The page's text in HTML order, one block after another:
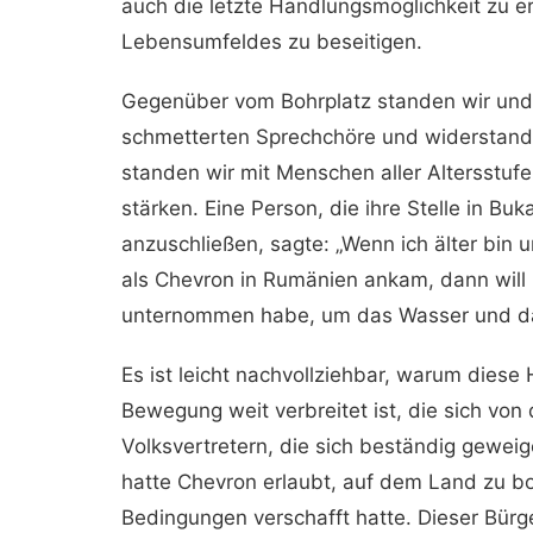
auch die letzte Handlungsmöglichkeit zu
Lebensumfeldes zu beseitigen.
Gegenüber vom Bohrplatz standen wir
schmetterten Sprechchöre und
standen wir mit Menschen aller
stärken. Eine Person, die ihre Stelle in
anzuschließen, sagte: „Wenn ich älter bin
als Chevron in Rumänien ankam, dann
unternommen habe, um das Wasser und
Es ist leicht nachvollziehbar, warum
Bewegung weit verbreitet ist, die sich
Volksvertretern, die sich beständig
hatte Chevron erlaubt, auf dem Land zu
Bedingungen verschafft hatte. Dieser